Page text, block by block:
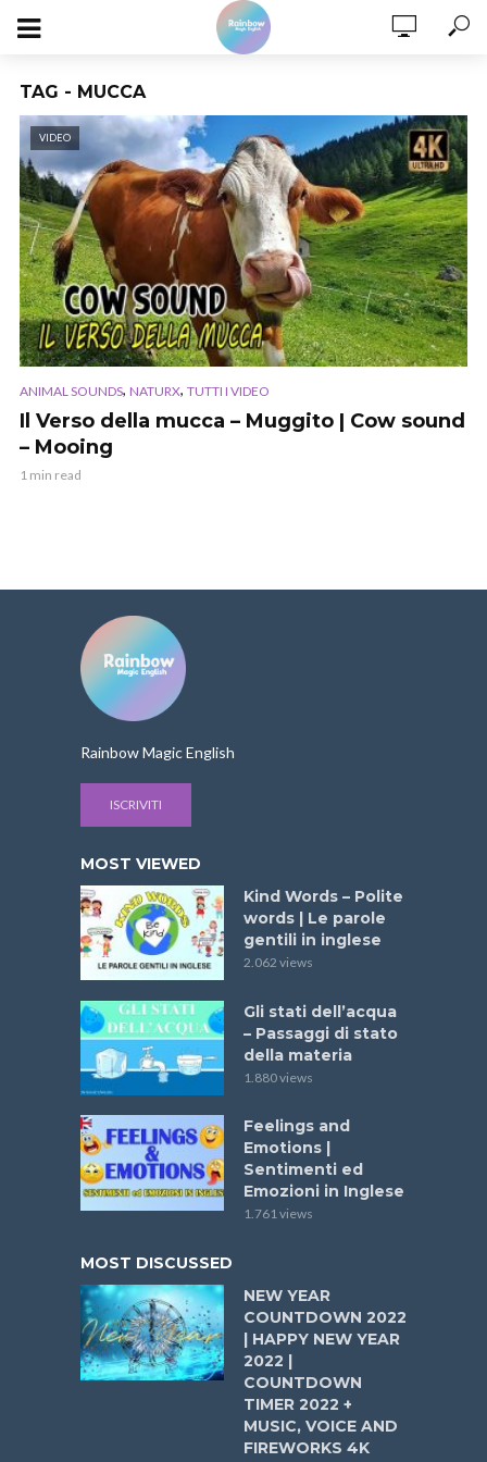
TAG - MUCCA
VIDEO
ANIMAL SOUNDS, NATURX, TUTTI I VIDEO
Il Verso della mucca – Muggito | Cow sound
– Mooing
1 min read
Rainbow Magic English
ISCRIVITI
MOST VIEWED
Kind Words – Polite
words | Le parole
gentili in inglese
2.062 views
Gli stati dell’acqua
– Passaggi di stato
della materia
1.880 views
Feelings and
Emotions |
Sentimenti ed
Emozioni in Inglese
1.761 views
MOST DISCUSSED
NEW YEAR
COUNTDOWN 2022
| HAPPY NEW YEAR
2022 |
COUNTDOWN
TIMER 2022 +
MUSIC, VOICE AND
FIREWORKS 4K